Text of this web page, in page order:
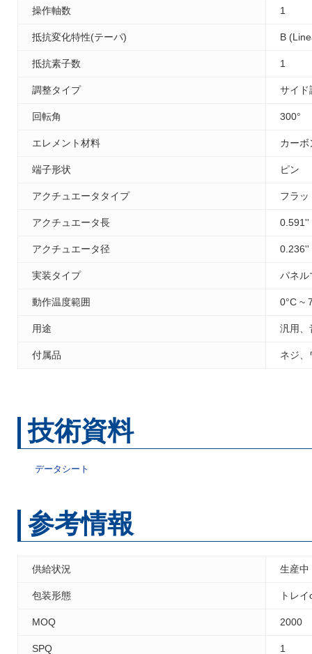
操作軸数 1
抵抗変化特性(テーパ) B
抵抗素子数 1
調整タイプ サイド
回転角 300°
エレメント材料 カーボ
端子形状 ピン
アクチュエータタイプ フラッ
アクチュエータ長 0.591''
アクチュエータ径 0.236''
実装タイプ パネル
動作温度範囲 0°C ~
用途 汎用、
付属品 ネジ、
技術資料
データシート
参考情報
供給状況 生産中
包装形態 トレ
MOQ 2000
SPQ 1